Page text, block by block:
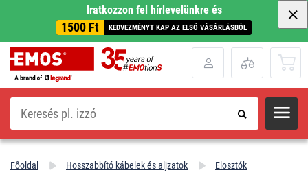
Iratkozzon fel hírlevelünkre és
1500 Ft KEDVEZMÉNYT KAP AZ ELSŐ VÁSÁRLÁSBÓL
Keresés
Főoldal Hosszabbító kábelek és aljzatok Elosztók